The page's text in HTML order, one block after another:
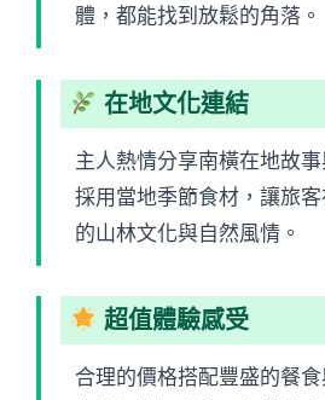
體，都能找到放鬆的角落。
在地文化連結
主人熱情分享南橫在地故
採用當地季節食材，讓旅
的山林文化與自然風情。
超值體驗感受
合理的價格搭配豐盛的餐